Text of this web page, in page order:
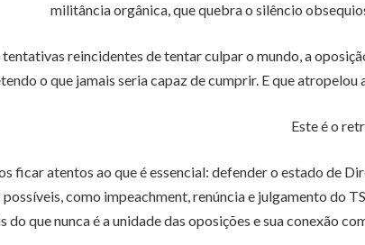
militância orgânica, que quebra o silêncio
reincidentes de tentar culpar o mundo, a
o que jamais seria capaz de cumprir. E que
Este é o
ficar atentos ao que é essencial: defender o estado de
como impeachment, renúncia e julgamento do
do que nunca é a unidade das oposições e sua conexão